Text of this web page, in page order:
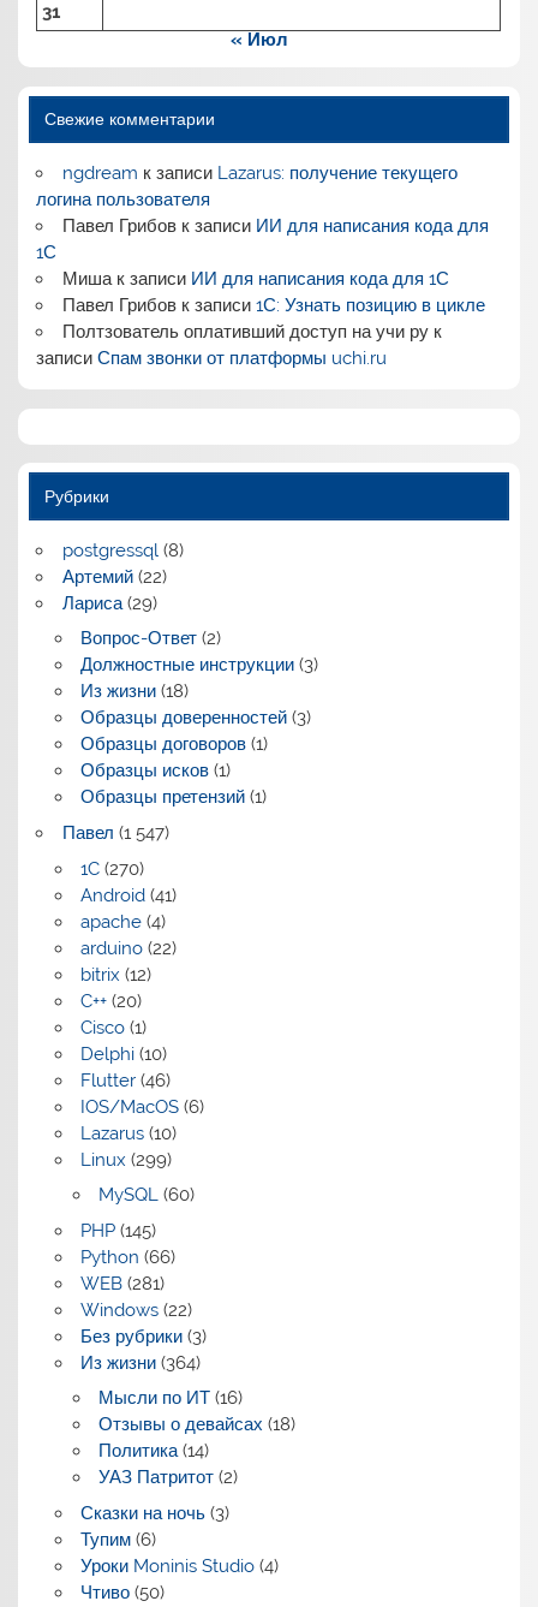
31
« Июл
Свежие комментарии
ngdream к записи Lazarus: получение текущего
логина пользователя
Павел Грибовк записи ИИ для написания кода для
1С
Мишак записи ИИ для написания кода для 1С
Павел Грибовк записи 1С: Узнать позицию в цикле
Полтзователь оплативший доступ на учи рук
записиСпам звонки от платформы uchi.ru
Рубрики
postgressql(8)
Артемий(22)
Лариса(29)
Вопрос-Ответ(2)
Должностные инструкции(3)
Из жизни(18)
Образцы доверенностей(3)
Образцы договоров(1)
Образцы исков(1)
Образцы претензий(1)
Павел (1 547)
1C(270)
Android(41)
apache(4)
arduino(22)
bitrix (12)
C++(20)
Cisco(1)
Delphi(10)
Flutter(46)
IOS/MacOS(6)
Lazarus(10)
Linux (299)
MySQL(60)
PHP(145)
Python (66)
WEB(281)
Windows(22)
Без рубрики(3)
Из жизни(364)
Мысли по ИТ(16)
Отзывы о девайсах (18)
Политика(14)
УАЗ Патритот(2)
Сказки на ночь(3)
Тупим(6)
Уроки Moninis Studio(4)
Чтиво(50)